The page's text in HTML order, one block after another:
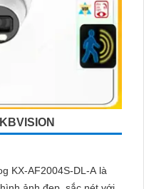
KX-AF2004S-DL-A là